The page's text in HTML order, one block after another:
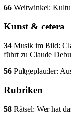
66 Weitwinkel:
Kunst & cetera
34 Musik im Bild:
führt zu Claude
56 Pultgeplauder:
Rubriken
58 Rätsel: Wer hat